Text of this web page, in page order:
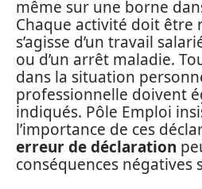
même sur une borne
Chaque activité doit être
s’agisse d’un travail
ou d’un arrêt maladie.
dans la situation
professionnelle doivent
indiqués. Pôle Emploi
l’importance de ces
erreur de déclaration
conséquences négatives